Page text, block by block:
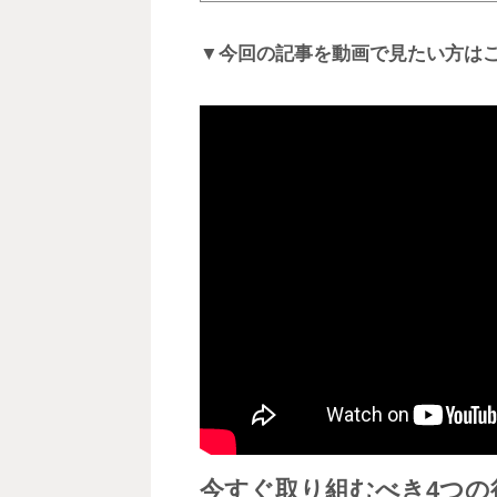
▼今回の記事を動画で見たい方は
今すぐ取り組むべき4つの